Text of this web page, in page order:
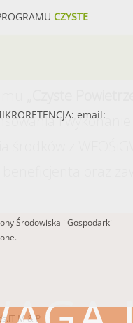
i
środków z
beneficjenta oraz
CZYSTE
email:
Środowiska i Gospodarki
M & P